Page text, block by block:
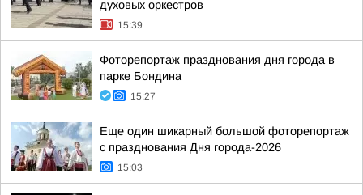
духовых оркестров
15:39
Фоторепортаж празднования дня города в
парке Бондина
15:27
Еще один шикарный большой фоторепортаж
с празднования Дня города-2026
15:03